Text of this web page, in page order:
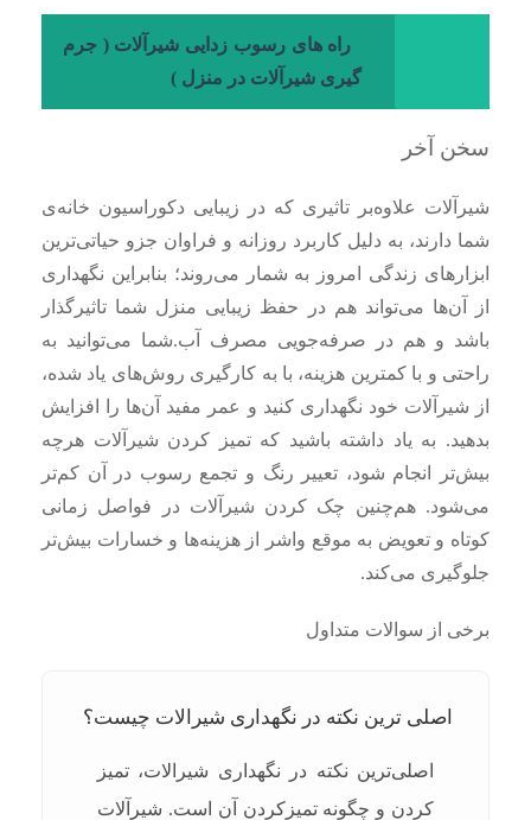
راه های رسوب زدایی شیرآلات ( جرم
گیری شیرآلات در منزل )
سخن آخر
شیرآلات علاوه‌بر تاثیری که در زیبایی دکوراسیون خانه‌ی
شما دارند، به دلیل کاربرد روزانه و فراوان جزو حیاتی‌ترین
ابزارهای زندگی امروز به شمار می‌روند؛ بنابراین نگهداری
از آن‌ها می‌تواند هم در حفظ زیبایی منزل شما تاثیرگذار
باشد و هم در صرفه‌جویی مصرف آب.شما می‌توانید به
راحتی و با کمترین هزینه، با به کارگیری روش‌های یاد شده،
از شیرآلات خود نگهداری کنید و عمر مفید آن‌ها را افزایش
بدهید. به یاد داشته باشید که تمیز کردن شیرآلات هرچه
بیش‌تر انجام شود، تعییر رنگ و تجمع رسوب در آن‌ کم‌تر
می‌شود. هم‌چنین چک کردن شیرآلات در فواصل زمانی
کوتاه و تعویض به موقع واشر از هزینه‌ها و خسارات بیش‌تر
جلوگیری می‌کند.
برخی از سوالات متداول
اصلی‌ ترین نکته در نگهداری شیرالات چیست؟
اصلی‌ترین نکته در نگهداری شیرالات، تمیز
کردن و چگونه تمیزکردن آن است. شیرآلات